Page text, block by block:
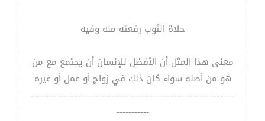
حلاة الثوب رقعته منه وفيه
معنى هذا المثل أن الأفضل للإنسان أن يجتمع مع من
هو من أصله سواء كان ذلك في زواج أو عمل أو غيره
---------------------------------------------------------------------
-----------